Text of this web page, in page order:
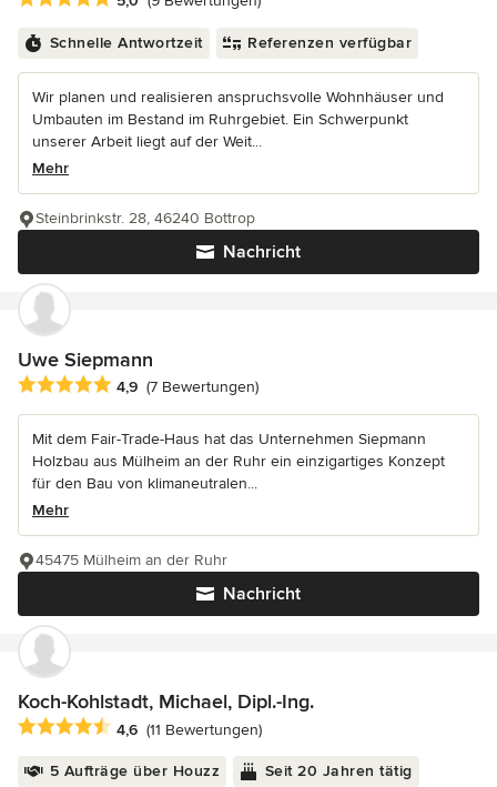
Schnelle Antwortzeit Referenzen verfügbar
Wir planen und realisieren anspruchsvolle Wohnhäuser und
Umbauten im Bestand im Ruhrgebiet. Ein Schwerpunkt
unserer Arbeit liegt auf der Weit...
Mehr
Nachricht
Steinbrinkstr. 28, 46240 Bottrop
Uwe Siepmann
Durchschnittliche Bewertung: 4.9 von 5 Sternen
4,9 (7 Bewertungen)
Mit dem Fair-Trade-Haus hat das Unternehmen Siepmann
Holzbau aus Mülheim an der Ruhr ein einzigartiges Konzept
für den Bau von klimaneutralen...
Mehr
Nachricht
45475 Mülheim an der Ruhr
Koch-Kohlstadt, Michael, Dipl.-Ing.
Durchschnittliche Bewertung: 4.6 von 5 Sternen
4,6 (11 Bewertungen)
5 Aufträge über Houzz Seit 20 Jahren tätig